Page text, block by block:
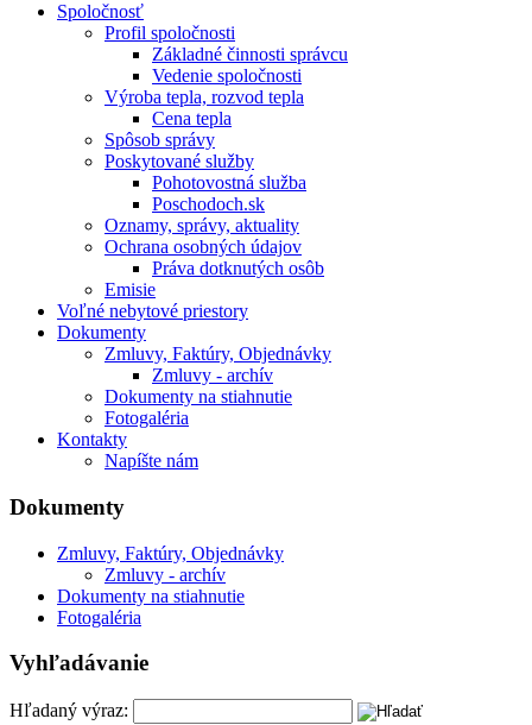
Spoločnosť
Profil spoločnosti
Základné činnosti správcu
Vedenie spoločnosti
Výroba tepla, rozvod tepla
Cena tepla
Spôsob správy
Poskytované služby
Pohotovostná služba
Poschodoch.sk
Oznamy, správy, aktuality
Ochrana osobných údajov
Práva dotknutých osôb
Emisie
Voľné nebytové priestory
Dokumenty
Zmluvy, Faktúry, Objednávky
Zmluvy - archív
Dokumenty na stiahnutie
Fotogaléria
Kontakty
Napíšte nám
Dokumenty
Zmluvy, Faktúry, Objednávky
Zmluvy - archív
Dokumenty na stiahnutie
Fotogaléria
Vyhľadávanie
Hľadaný výraz: